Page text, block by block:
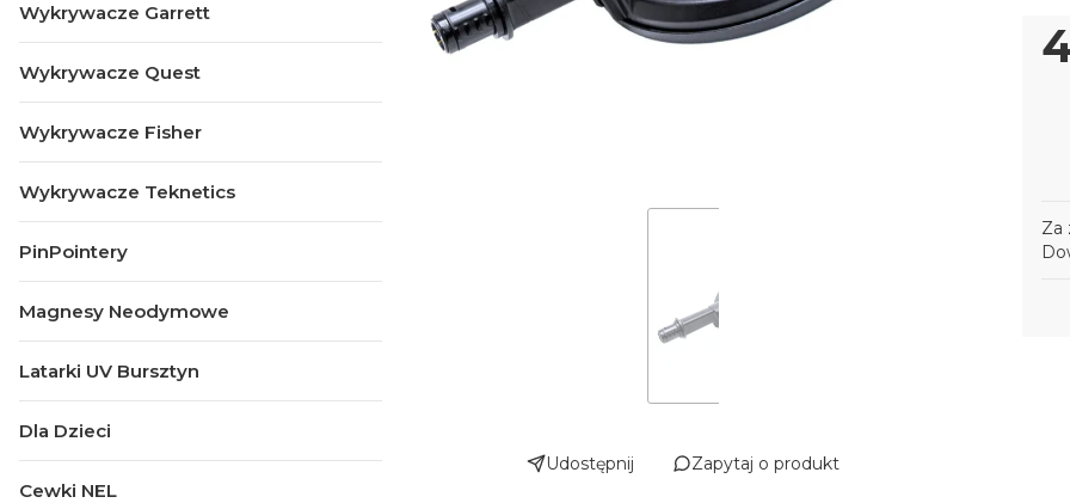
Wykrywacze Garrett
Wykrywacze Quest
Wykrywacze Fisher
Wykrywacze Teknetics
PinPointery
Magnesy Neodymowe
Latarki UV Bursztyn
Dla Dzieci
Cewki NEL
Udostępnij Zapytaj o produkt
Za